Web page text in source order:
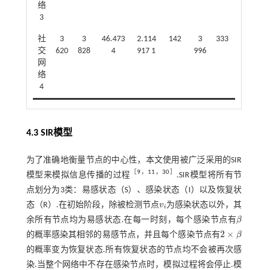
络
3
社
交
网
络
4
3
620
3
828
46.473
4
2.114
917 1
142
3
996
333
4.3 SIR模型
为了准确地衡量节点的中心性，本文使用被广泛采用的SIR
模型来模拟信息传播的过程 ［9， 11 ，30］ .SIR模型将所有节
点划分为3类：易感状态（S）、感染状态（I）以及恢复状
态（R）.在初始阶段，除被检测节点vi
vi 为感染状态以外，其
余所有节点均为易感状态.在每一时刻，每个感染节点有β
β
的概率感染其相邻的易感节点，并且每个感染节点有2 × β
2×β
的概率变为恢复状态.所有恢复状态的节点均不会被再次感
染.当整个网络中不存在感染节点时，模拟过程将会停止.模